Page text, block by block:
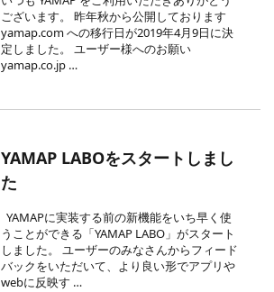
ございます。 昨年秋から公開しております
yamap.com への移行日が2019年4月9日に決
定しました。 ユーザー様へのお願い
yamap.co.jp …
YAMAP LABOをスタートしまし
た
YAMAPに実装する前の新機能をいち早く使
うことができる「YAMAP LABO」がスタート
しました。 ユーザーのみなさんからフィード
バックをいただいて、より良い形でアプリや
webに反映す …